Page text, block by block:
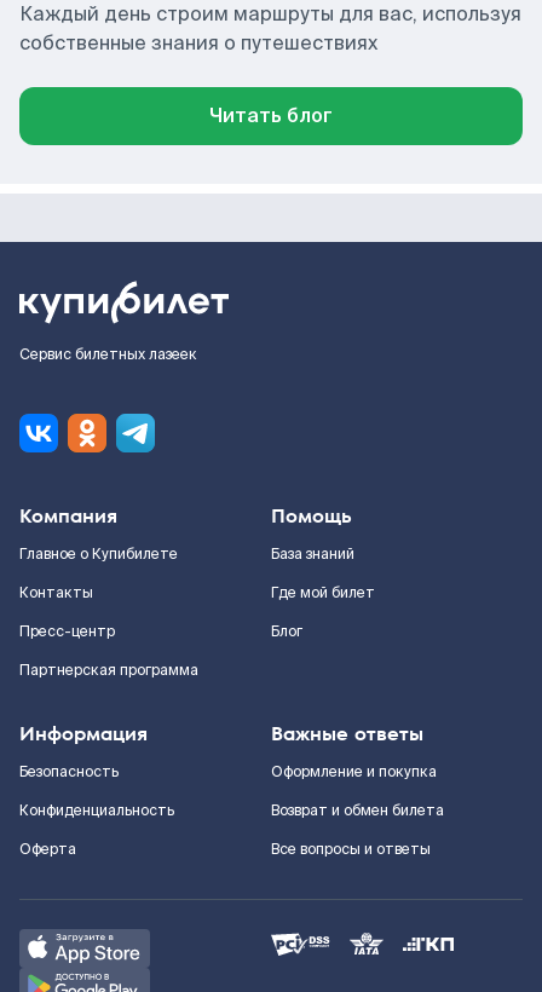
Каждый день строим маршруты для вас, используя
собственные знания о путешествиях
Читать блог
Сервис билетных лазеек
Компания
Главное о Купибилете
Контакты
Пресс-центр
Партнерская программа
Помощь
База знаний
Где мой билет
Блог
Информация
Безопасность
Конфиденциальность
Оферта
Важные ответы
Оформление и покупка
Возврат и обмен билета
Все вопросы и ответы